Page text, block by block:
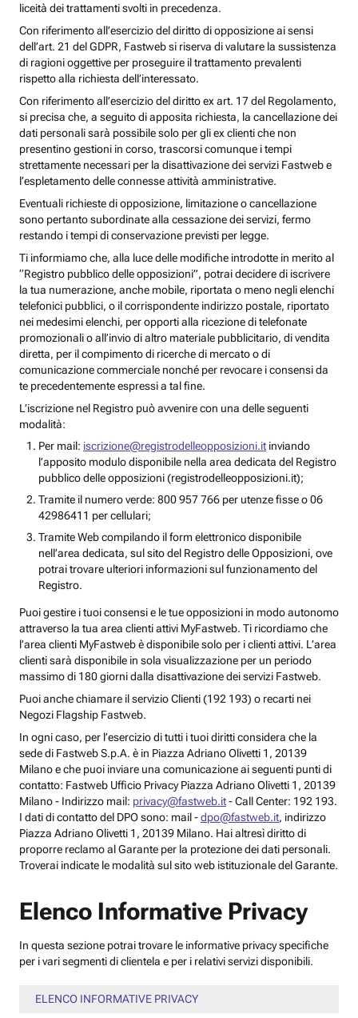
liceità dei trattamenti svolti in precedenza.
Con riferimento all’esercizio del diritto di opposizione ai sensi
dell’art. 21 del GDPR, Fastweb si riserva di valutare la sussistenza
di ragioni oggettive per proseguire il trattamento prevalenti
rispetto alla richiesta dell’interessato.
Con riferimento all’esercizio del diritto ex art. 17 del Regolamento,
si precisa che, a seguito di apposita richiesta, la cancellazione dei
dati personali sarà possibile solo per gli ex clienti che non
presentino gestioni in corso, trascorsi comunque i tempi
strettamente necessari per la disattivazione dei servizi Fastweb e
l’espletamento delle connesse attività amministrative.
Eventuali richieste di opposizione, limitazione o cancellazione
sono pertanto subordinate alla cessazione dei servizi, fermo
restando i tempi di conservazione previsti per legge.
Ti informiamo che, alla luce delle modifiche introdotte in merito al
“Registro pubblico delle opposizioni”, potrai decidere di iscrivere
la tua numerazione, anche mobile, riportata o meno negli elenchi
telefonici pubblici, o il corrispondente indirizzo postale, riportato
nei medesimi elenchi, per opporti alla ricezione di telefonate
promozionali o all’invio di altro materiale pubblicitario, di vendita
diretta, per il compimento di ricerche di mercato o di
comunicazione commerciale nonché per revocare i consensi da
te precedentemente espressi a tal fine.
L’iscrizione nel Registro può avvenire con una delle seguenti
modalità:
Per mail: iscrizione@registrodelleopposizioni.it inviando
l’apposito modulo disponibile nella area dedicata del Registro
pubblico delle opposizioni (registrodelleopposizioni.it);
Tramite il numero verde: 800 957 766 per utenze fisse o 06
42986411 per cellulari;
Tramite Web compilando il form elettronico disponibile
nell’area dedicata, sul sito del Registro delle Opposizioni, ove
potrai trovare ulteriori informazioni sul funzionamento del
Registro.
Puoi gestire i tuoi consensi e le tue opposizioni in modo autonomo
attraverso la tua area clienti attivi MyFastweb. Ti ricordiamo che
l’area clienti MyFastweb è disponibile solo per i clienti attivi. L’area
clienti sarà disponibile in sola visualizzazione per un periodo
massimo di 180 giorni dalla disattivazione dei servizi Fastweb.
Puoi anche chiamare il servizio Clienti (192 193) o recarti nei
Negozi Flagship Fastweb.
In ogni caso, per l’esercizio di tutti i tuoi diritti considera che la
sede di Fastweb S.p.A. è in Piazza Adriano Olivetti 1, 20139
Milano e che puoi inviare una comunicazione ai seguenti punti di
contatto: Fastweb Ufficio Privacy Piazza Adriano Olivetti 1, 20139
Milano - Indirizzo mail: privacy@fastweb.it- Call Center: 192 193.
I dati di contatto del DPO sono: mail -dpo@fastweb.it, indirizzo
Piazza Adriano Olivetti 1, 20139 Milano. Hai altresì diritto di
proporre reclamo al Garante per la protezione dei dati personali.
Troverai indicate le modalità sul sito web istituzionale del Garante.
Elenco Informative Privacy
In questa sezione potrai trovare le informative privacy specifiche
per i vari segmenti di clientela e per i relativi servizi disponibili.
ELENCO INFORMATIVE PRIVACY